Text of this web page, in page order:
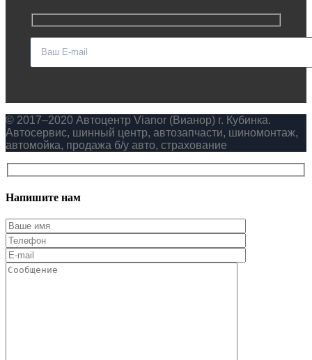
© 2017–2020 Автоцентр Vianor (Вианор) г. Кубинка.
Автосервис, шинный центр, автозапчасти, шиномонтаж,
автомойка, продажа б/у авто, страхование
Напишите нам